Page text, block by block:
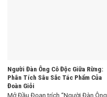
Người Đàn Ông Cô Độc Giữa Rừng:
Phân Tích Sâu Sắc Tác Phẩm Của
Đoàn Giỏi
Mở Đầu Đoạn trích “Người Đàn Ông